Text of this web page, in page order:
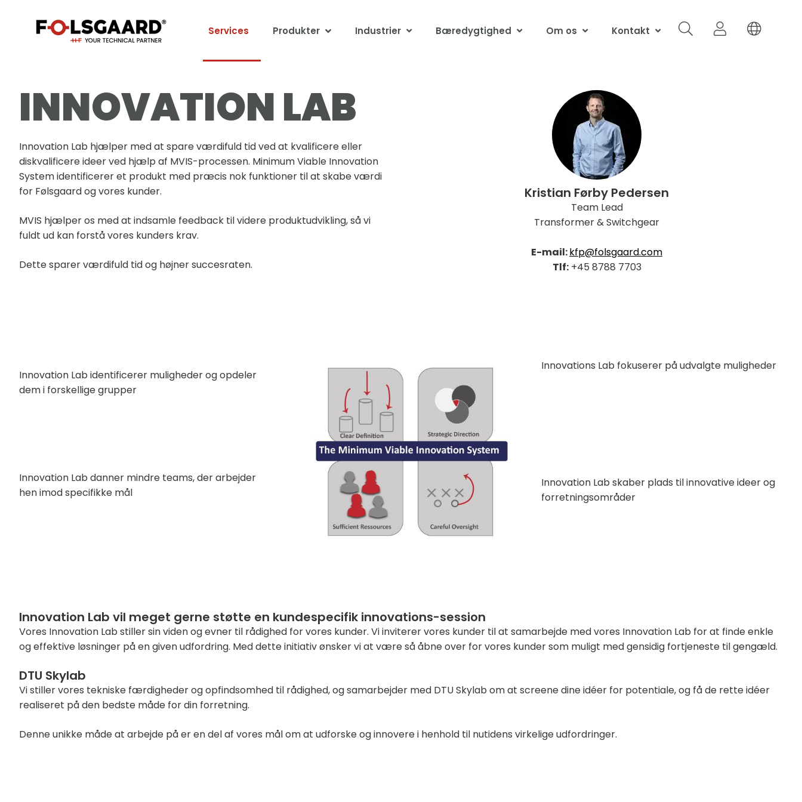
Services Produkter Industrier Bæredygtighed Om os Kontakt
INNOVATION LAB
Innovation Lab hjælper med at spare værdifuld tid ved at kvalificere eller
diskvalificere ideer ved hjælp af MVIS-processen. Minimum Viable Innovation
System identificerer et produkt med præcis nok funktioner til at skabe værdi
for Følsgaard og vores kunder.
MVIS hjælper os med at indsamle feedback til videre produktudvikling, så vi
fuldt ud kan forstå vores kunders krav.
Dette sparer værdifuld tid og højner succesraten.
Kristian Førby Pedersen
Team Lead
Transformer & Switchgear
E-mail:kfp@folsgaard.com
Tlf:+45 8788 7703
Innovation Lab identificerer muligheder og opdeler
dem i forskellige grupper
Innovation Lab danner mindre teams, der arbejder
hen imod specifikke mål
Innovations Lab fokuserer på udvalgte muligheder
Innovation Lab skaber plads til innovative ideer og
forretningsområder
Innovation Lab vil meget gerne støtte en kundespecifik innovations-session
Vores Innovation Lab stiller sin viden og evner til rådighed for vores kunder. Vi inviterer vores kunder til at samarbejde med vores Innovation Lab for at finde enkle
og effektive løsninger på en given udfordring. Med dette initiativ ønsker vi at være så åbne over for vores kunder som muligt med gensidig fortjeneste til gengæld.
DTU Skylab
Vi stiller vores tekniske færdigheder og opfindsomhed til rådighed, og samarbejder med DTU Skylab om at screene dine idéer for potentiale, og få de rette idéer
realiseret på den bedste måde for din forretning.
Denne unikke måde at arbejde på er en del af vores mål om at udforske og innovere i henhold til nutidens virkelige udfordringer.